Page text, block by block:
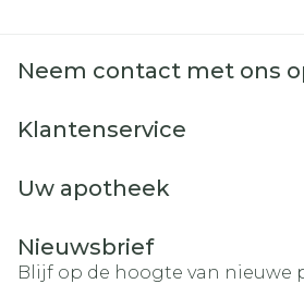
Neem contact met ons
Klantenservice
Uw apotheek
Nieuwsbrief
Blijf op de hoogte van nieuwe